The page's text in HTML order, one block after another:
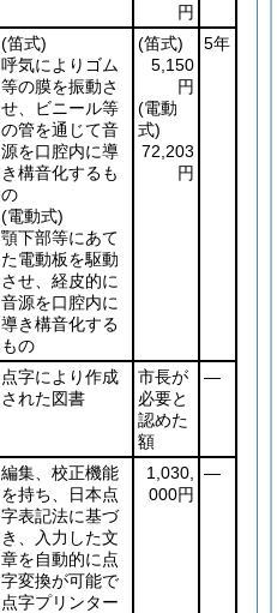
円
(笛式)
呼気によりゴム
等の膜を振動さ
せ、ビニール等
の管を通じて音
源を口腔内に導
き構音化するも
の
(電動式)
顎下部等にあて
た電動板を駆動
させ、経皮的に
音源を口腔内に
導き構音化する
もの
(笛式)
5,150
円
(電動
式)
72,203
円
5年
点字により作成
された図書
市長が
必要と
認めた
額
―
編集、校正機能
を持ち、日本点
字表記法に基づ
き、入力した文
章を自動的に点
字変換が可能で
点字プリンター
1,030,
000円
―